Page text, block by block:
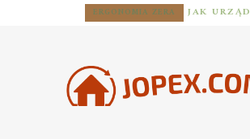
ERGONOMIA ZERA